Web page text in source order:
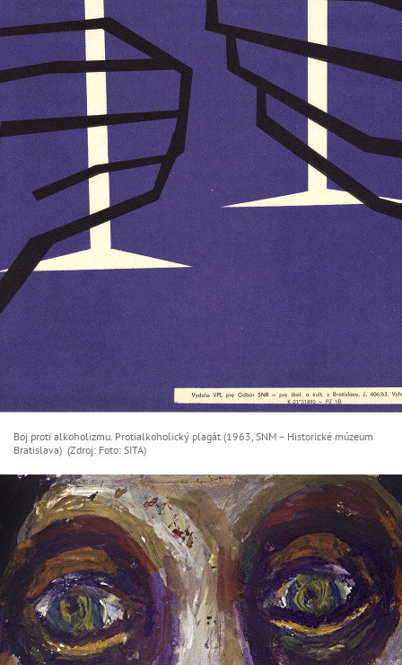
Boj proti alkoholizmu. Protialkoholický plagát (1963, SNM – Historické múzeum
Bratislava) (Zdroj: Foto: SITA)